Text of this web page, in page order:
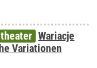
Wariacje
Variationen